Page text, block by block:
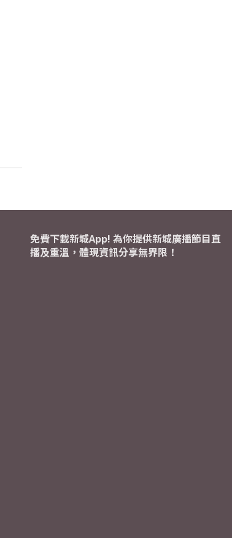
免費下載新城App! 為你提供新城廣播節目直
播及重溫，體現資訊分享無界限！